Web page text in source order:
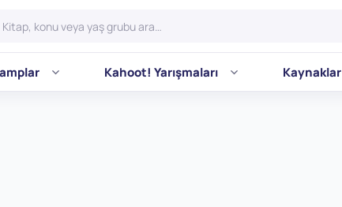
Kahoot! Yarışmaları Kaynaklar